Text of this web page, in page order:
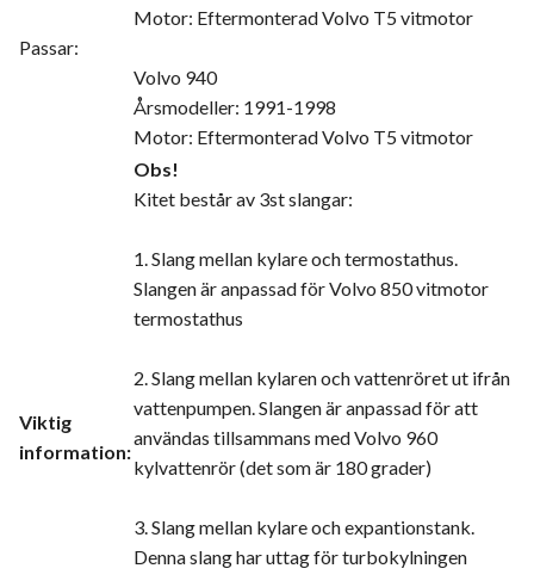
Passar:
Motor: Eftermonterad Volvo T5 vitmotor
Volvo 940
Årsmodeller: 1991-1998
Motor: Eftermonterad Volvo T5 vitmotor
Viktig
information:
Obs!
Kitet består av 3st slangar:
1. Slang mellan kylare och termostathus.
Slangen är anpassad för Volvo 850 vitmotor
termostathus
2. Slang mellan kylaren och vattenröret ut ifrån
vattenpumpen. Slangen är anpassad för att
användas tillsammans med Volvo 960
kylvattenrör (det som är 180 grader)
3. Slang mellan kylare och expantionstank.
Denna slang har uttag för turbokylningen